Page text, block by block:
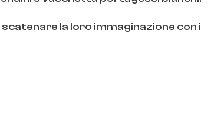
la loro immaginazione con i